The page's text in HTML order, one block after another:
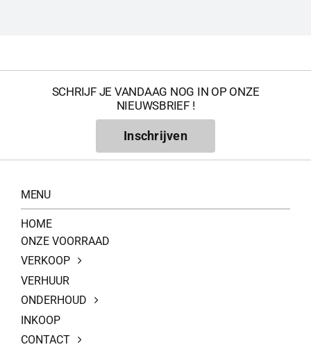
SCHRIJF JE VANDAAG NOG IN OP ONZE
NIEUWSBRIEF !
Inschrijven
MENU
HOME
ONZE VOORRAAD
VERKOOP
VERHUUR
ONDERHOUD
INKOOP
CONTACT